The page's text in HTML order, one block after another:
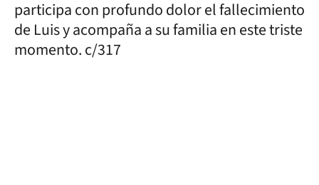
participa con profundo dolor el fallecimiento
de Luis y acompaña a su familia en este triste
momento. c/317